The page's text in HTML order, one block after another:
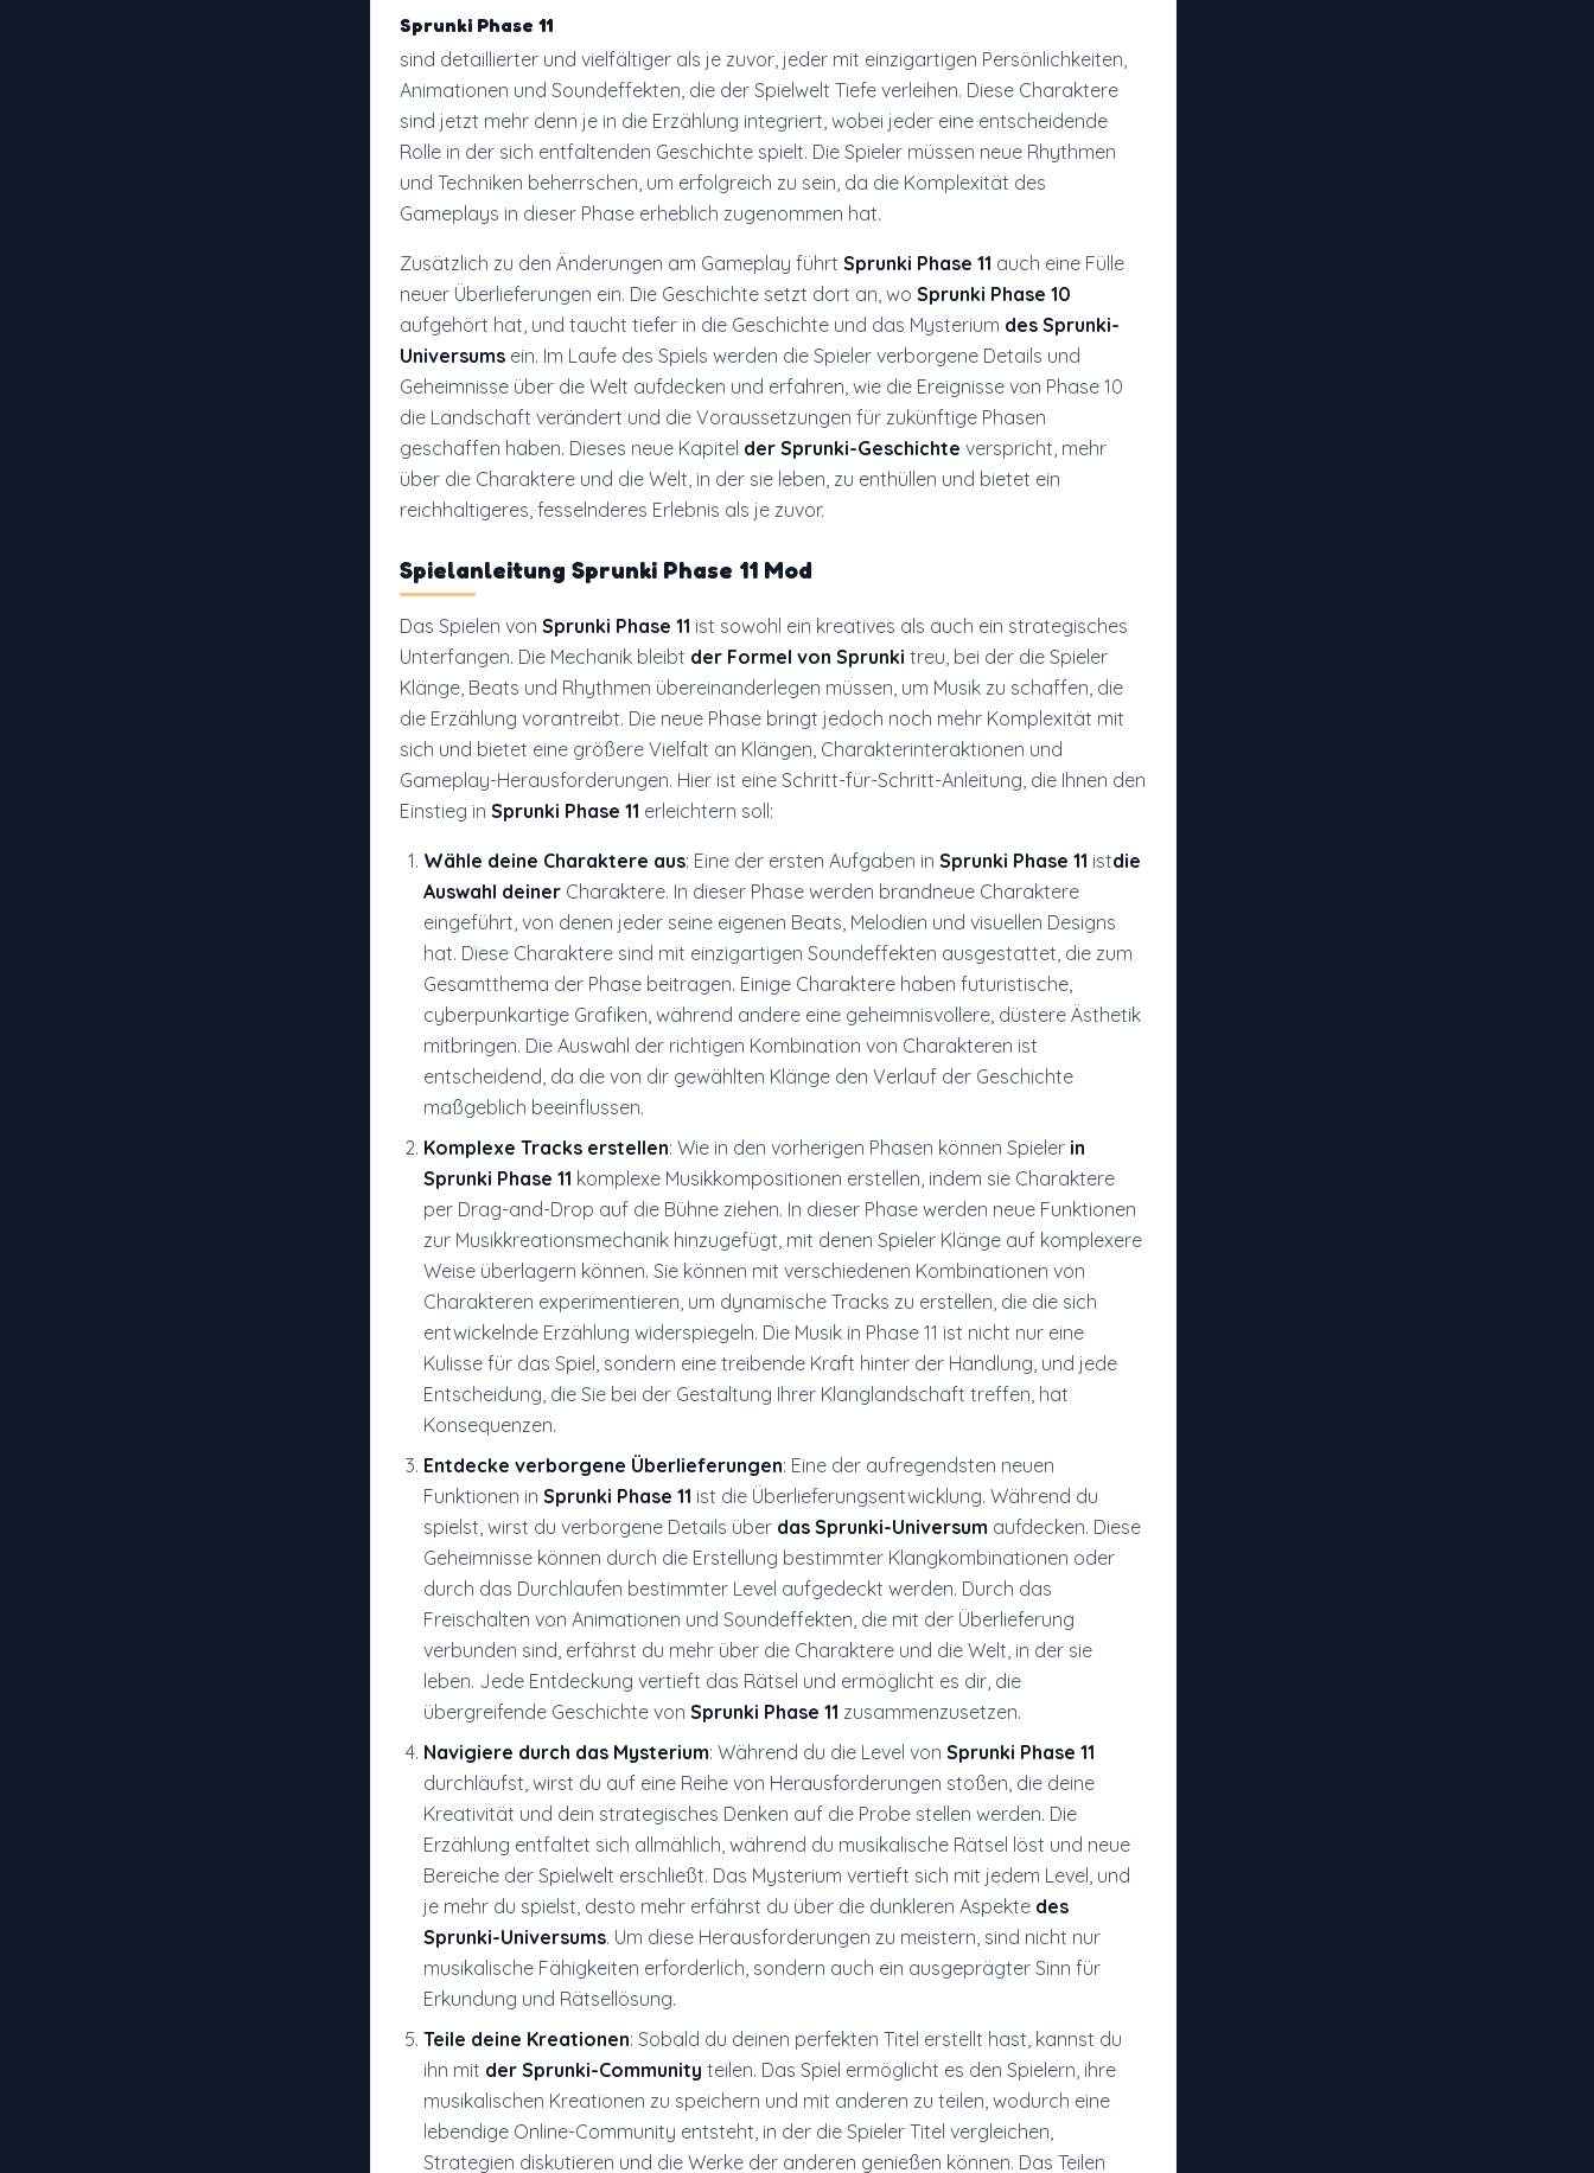
Sprunki Phase 11
sind detaillierter und vielfältiger als je zuvor, jeder mit einzigartigen Persönlichkeiten,
Animationen und Soundeffekten, die der Spielwelt Tiefe verleihen. Diese Charaktere
sind jetzt mehr denn je in die Erzählung integriert, wobei jeder eine entscheidende
Rolle in der sich entfaltenden Geschichte spielt. Die Spieler müssen neue Rhythmen
und Techniken beherrschen, um erfolgreich zu sein, da die Komplexität des
Gameplays in dieser Phase erheblich zugenommen hat.
Zusätzlich zu den Änderungen am Gameplay führt Sprunki Phase 11 auch eine Fülle
neuer Überlieferungen ein. Die Geschichte setzt dort an, wo Sprunki Phase 10
aufgehört hat, und taucht tiefer in die Geschichte und das Mysterium des Sprunki-
Universums ein. Im Laufe des Spiels werden die Spieler verborgene Details und
Geheimnisse über die Welt aufdecken und erfahren, wie die Ereignisse von Phase 10
die Landschaft verändert und die Voraussetzungen für zukünftige Phasen
geschaffen haben. Dieses neue Kapitel der Sprunki-Geschichte verspricht, mehr
über die Charaktere und die Welt, in der sie leben, zu enthüllen und bietet ein
reichhaltigeres, fesselnderes Erlebnis als je zuvor.
Spielanleitung Sprunki Phase 11 Mod
Das Spielen von Sprunki Phase 11 ist sowohl ein kreatives als auch ein strategisches
Unterfangen. Die Mechanik bleibt der Formel von Sprunki treu, bei der die Spieler
Klänge, Beats und Rhythmen übereinanderlegen müssen, um Musik zu schaffen, die
die Erzählung vorantreibt. Die neue Phase bringt jedoch noch mehr Komplexität mit
sich und bietet eine größere Vielfalt an Klängen, Charakterinteraktionen und
Gameplay-Herausforderungen. Hier ist eine Schritt-für-Schritt-Anleitung, die Ihnen den
Einstieg in Sprunki Phase 11 erleichtern soll:
Wähle deine Charaktere aus: Eine der ersten Aufgaben in Sprunki Phase 11 istdie
Auswahl deiner Charaktere. In dieser Phase werden brandneue Charaktere
eingeführt, von denen jeder seine eigenen Beats, Melodien und visuellen Designs
hat. Diese Charaktere sind mit einzigartigen Soundeffekten ausgestattet, die zum
Gesamtthema der Phase beitragen. Einige Charaktere haben futuristische,
cyberpunkartige Grafiken, während andere eine geheimnisvollere, düstere Ästhetik
mitbringen. Die Auswahl der richtigen Kombination von Charakteren ist
entscheidend, da die von dir gewählten Klänge den Verlauf der Geschichte
maßgeblich beeinflussen.
Komplexe Tracks erstellen: Wie in den vorherigen Phasen können Spieler in
Sprunki Phase 11 komplexe Musikkompositionen erstellen, indem sie Charaktere
per Drag-and-Drop auf die Bühne ziehen. In dieser Phase werden neue Funktionen
zur Musikkreationsmechanik hinzugefügt, mit denen Spieler Klänge auf komplexere
Weise überlagern können. Sie können mit verschiedenen Kombinationen von
Charakteren experimentieren, um dynamische Tracks zu erstellen, die die sich
entwickelnde Erzählung widerspiegeln. Die Musik in Phase 11 ist nicht nur eine
Kulisse für das Spiel, sondern eine treibende Kraft hinter der Handlung, und jede
Entscheidung, die Sie bei der Gestaltung Ihrer Klanglandschaft treffen, hat
Konsequenzen.
Entdecke verborgene Überlieferungen: Eine der aufregendsten neuen
Funktionen in Sprunki Phase 11 ist die Überlieferungsentwicklung. Während du
spielst, wirst du verborgene Details über das Sprunki-Universum aufdecken. Diese
Geheimnisse können durch die Erstellung bestimmter Klangkombinationen oder
durch das Durchlaufen bestimmter Level aufgedeckt werden. Durch das
Freischalten von Animationen und Soundeffekten, die mit der Überlieferung
verbunden sind, erfährst du mehr über die Charaktere und die Welt, in der sie
leben. Jede Entdeckung vertieft das Rätsel und ermöglicht es dir, die
übergreifende Geschichte von Sprunki Phase 11 zusammenzusetzen.
Navigiere durch das Mysterium: Während du die Level von Sprunki Phase 11
durchläufst, wirst du auf eine Reihe von Herausforderungen stoßen, die deine
Kreativität und dein strategisches Denken auf die Probe stellen werden. Die
Erzählung entfaltet sich allmählich, während du musikalische Rätsel löst und neue
Bereiche der Spielwelt erschließt. Das Mysterium vertieft sich mit jedem Level, und
je mehr du spielst, desto mehr erfährst du über die dunkleren Aspekte des
Sprunki-Universums. Um diese Herausforderungen zu meistern, sind nicht nur
musikalische Fähigkeiten erforderlich, sondern auch ein ausgeprägter Sinn für
Erkundung und Rätsellösung.
Teile deine Kreationen: Sobald du deinen perfekten Titel erstellt hast, kannst du
ihn mit der Sprunki-Community teilen. Das Spiel ermöglicht es den Spielern, ihre
musikalischen Kreationen zu speichern und mit anderen zu teilen, wodurch eine
lebendige Online-Community entsteht, in der die Spieler Titel vergleichen,
Strategien diskutieren und die Werke der anderen genießen können. Das Teilen